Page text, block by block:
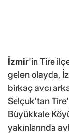
İzmir'in Tire
gelen olayda,
birkaç avcı
Selçuk'tan
Büyükkale
yakınlarında